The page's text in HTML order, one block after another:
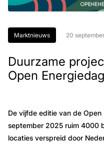
Marktnieuws 20
Duurzame
Open Energiedag
De vijfde editie van de
september 2025 ruim 4000
locaties verspreid door